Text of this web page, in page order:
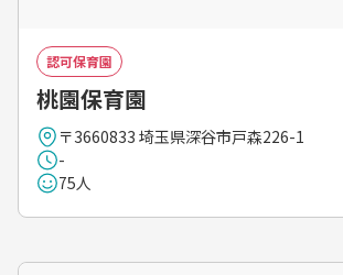
認可保育園
桃園保育園
〒3660833 埼玉県深谷市戸森226-1
-
75人